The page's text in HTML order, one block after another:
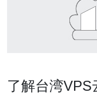
了解台湾